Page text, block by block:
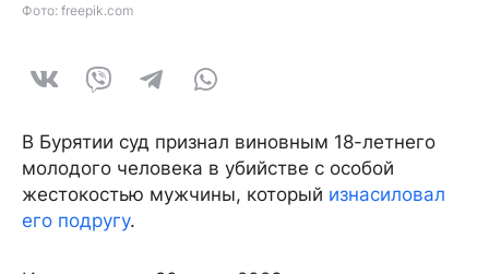
Фото: freepik.com
В Бурятии суд признал виновным 18-летнего
молодого человека в убийстве с особой
жестокостью мужчины, который изнасиловал
его подругу.